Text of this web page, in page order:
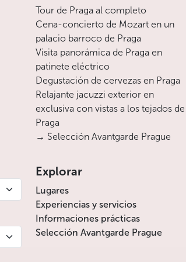
Tour de Praga al completo
Cena-concierto de Mozart en un
palacio barroco de Praga
Visita panorámica de Praga en
patinete eléctrico
Degustación de cervezas en Praga
Relajante jacuzzi exterior en
exclusiva con vistas a los tejados de
Praga
→ Selección Avantgarde Prague
Explorar
Lugares
Experiencias y servicios
Informaciones prácticas
Selección Avantgarde Prague